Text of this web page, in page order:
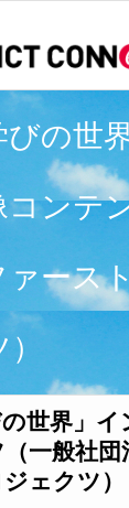
びの世
コンテ
ァース
の世界」
一般社団
ェクツ）